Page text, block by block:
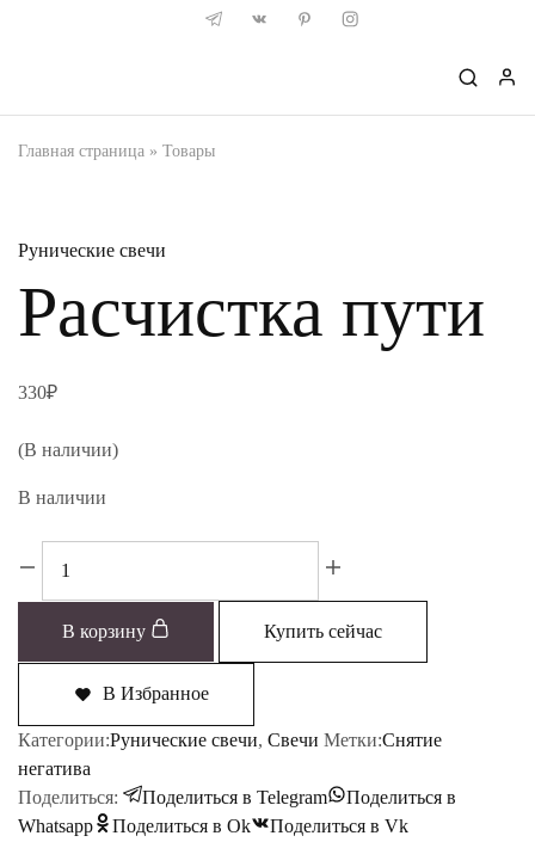
Главная страница » Товары
Рунические свечи
Расчистка пути
330₽
(В наличии)
В наличии
товара
путиВ корзину Купить сейчас
В Избранное
Категории:Рунические свечи, Свечи Метки:Снятие
негатива
Поделиться:
Поделиться в Telegram
Поделиться в
Whatsapp
Поделиться в Ok
Поделиться в Vk